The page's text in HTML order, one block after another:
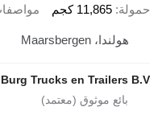
11,865 كجم
مواصفات المحاور
Van der Burg Trucks en